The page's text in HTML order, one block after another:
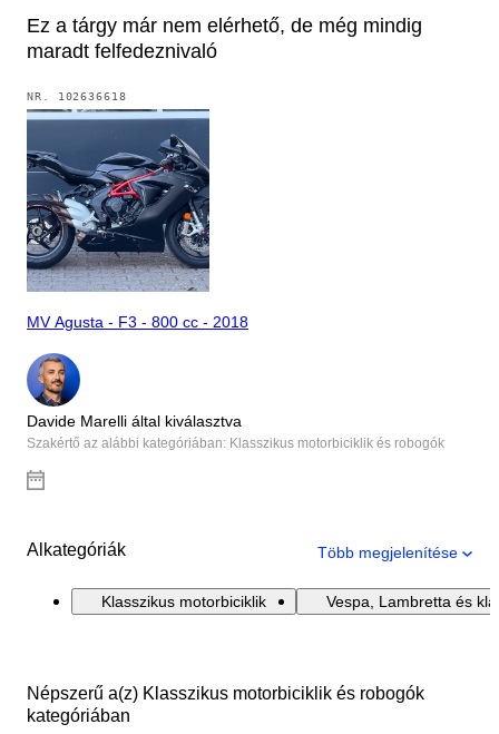
Ez a tárgy már nem elérhető, de még mindig
maradt felfedeznivaló
NR. 102636618
MV Agusta - F3 - 800 cc - 2018
Davide Marelli által kiválasztva
Szakértő az alábbi kategóriában: Klasszikus motorbiciklik és robogók
Alkategóriák Több megjelenítése
Klasszikus motorbiciklik Vespa, Lambretta és
Népszerű a(z) Klasszikus motorbiciklik és robogók
kategóriában